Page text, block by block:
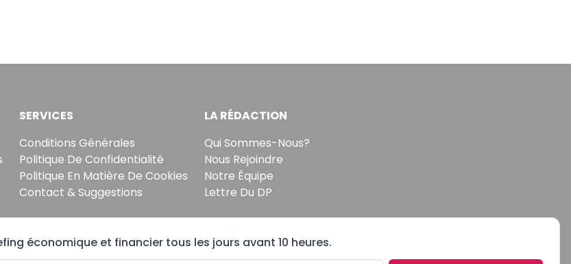
SERVICES
Conditions Générales
Politique De Confidentialité
Politique En Matière De Cookies
Contact & Suggestions
LA RÉDACTION
Qui Sommes-Nous?
Nous Rejoindre
Notre Équipe
Lettre Du DP
économique et financier tous les jours avant 10 heures.